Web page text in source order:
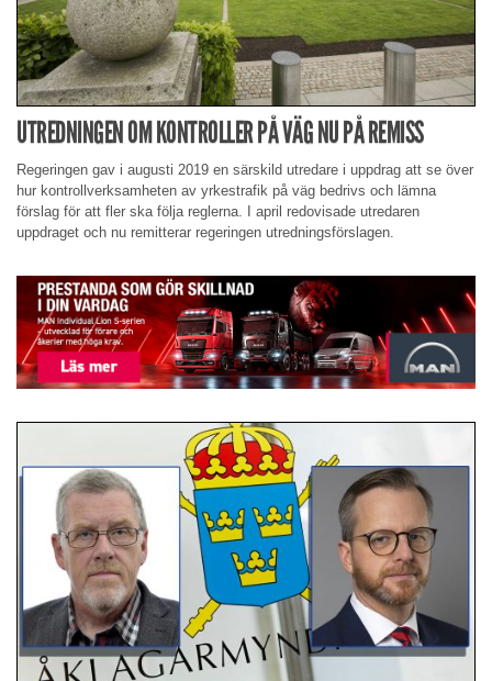
UTREDNINGEN OM KONTROLLER PÅ VÄG NU PÅ REMISS
Regeringen gav i augusti 2019 en särskild utredare i uppdrag att se över
hur kontrollverksamheten av yrkestrafik på väg bedrivs och lämna
förslag för att fler ska följa reglerna. I april redovisade utredaren
uppdraget och nu remitterar regeringen utredningsförslagen.